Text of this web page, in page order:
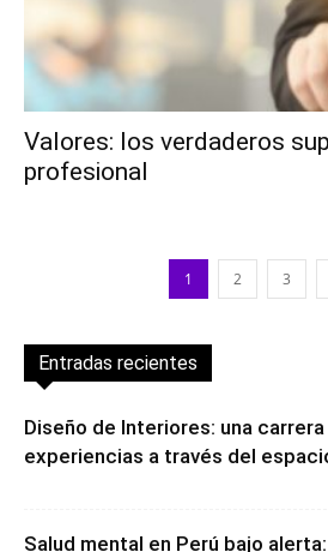
Valores: los verdaderos
profesional
1 2 3
Entradas recientes
Diseño de Interiores: una
experiencias a través del
Salud mental en Perú bajo